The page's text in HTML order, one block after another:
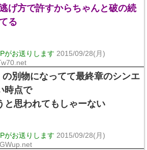
げ方で許すからちゃんと破の続
る
がお送りします 2015/09/28(月)
別物になってて最終章のシンエ
時点で
と思われてもしゃーない
がお送りします 2015/09/28(月)